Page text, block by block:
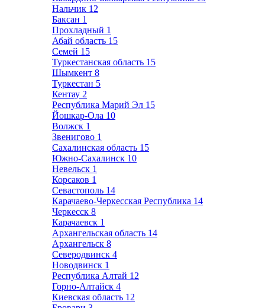
Нальчик 12
Баксан 1
Прохладный 1
Абай область 15
Семей 15
Туркестанская область 15
Шымкент 8
Туркестан 5
Кентау 2
Республика Марий Эл 15
Йошкар-Ола 10
Волжск 1
Звенигово 1
Сахалинская область 15
Южно-Сахалинск 10
Невельск 1
Корсаков 1
Севастополь 14
Карачаево-Черкесская Республика 14
Черкесск 8
Карачаевск 1
Архангельская область 14
Архангельск 8
Северодвинск 4
Новодвинск 1
Республика Алтай 12
Горно-Алтайск 4
Киевская область 12